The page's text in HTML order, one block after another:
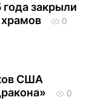
закрыли
0
США
0